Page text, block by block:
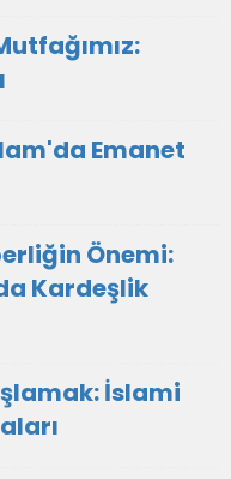
Emanet
Önemi:
Kardeşlik
İslami